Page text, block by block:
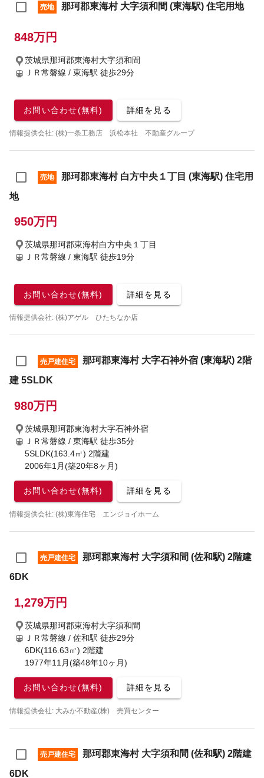
売地 那珂郡東海村 大字須和間 (東海駅) 住宅用地
848万円
茨城県那珂郡東海村大字須和間
ＪＲ常磐線 / 東海駅 徒歩29分
お問い合わせ(無料) 詳細を見る
情報提供会社: (株)一条工務店 浜松本社 不動産グループ
売地
那珂郡東海村 白方中央１丁目 (東海駅) 住宅用
地
950万円
茨城県那珂郡東海村白方中央１丁目
ＪＲ常磐線 / 東海駅 徒歩19分
お問い合わせ(無料) 詳細を見る
情報提供会社: (株)アゲル ひたちなか店
売戸建住宅
那珂郡東海村 大字石神外宿 (東海駅) 2階
建 5SLDK
980万円
茨城県那珂郡東海村大字石神外宿
ＪＲ常磐線 / 東海駅 徒歩35分
5SLDK(163.4㎡) 2階建
2006年1月(築20年8ヶ月)
お問い合わせ(無料) 詳細を見る
情報提供会社: (株)東海住宅 エンジョイホーム
売戸建住宅
那珂郡東海村 大字須和間 (佐和駅) 2階建
6DK
1,279万円
茨城県那珂郡東海村大字須和間
ＪＲ常磐線 / 佐和駅 徒歩29分
6DK(116.63㎡) 2階建
1977年11月(築48年10ヶ月)
お問い合わせ(無料) 詳細を見る
情報提供会社: 大みか不動産(株) 売買センター
売戸建住宅
那珂郡東海村 大字須和間 (佐和駅) 2階建
6DK